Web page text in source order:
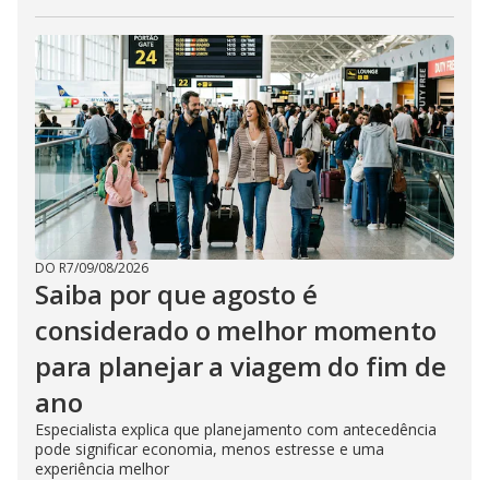
DO R7/09/08/2026
Saiba por que agosto é
considerado o melhor momento
para planejar a viagem do fim de
ano
Especialista explica que planejamento com antecedência
pode significar economia, menos estresse e uma
experiência melhor